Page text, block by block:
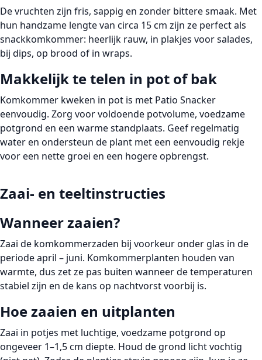
De vruchten zijn fris, sappig en zonder bittere smaak. Met
hun handzame lengte van circa 15 cm zijn ze perfect als
snackkomkommer: heerlijk rauw, in plakjes voor salades,
bij dips, op brood of in wraps.
Makkelijk te telen in pot of bak
Komkommer kweken in pot is met Patio Snacker
eenvoudig. Zorg voor voldoende potvolume, voedzame
potgrond en een warme standplaats. Geef regelmatig
water en ondersteun de plant met een eenvoudig rekje
voor een nette groei en een hogere opbrengst.
Zaai- en teeltinstructies
Wanneer zaaien?
Zaai de komkommerzaden bij voorkeuronder glas in de
periodeapril – juni. Komkommerplanten houden van
warmte, dus zet ze pas buiten wanneer de temperaturen
stabiel zijn en de kans op nachtvorst voorbij is.
Hoe zaaien en uitplanten
Zaai in potjes met luchtige, voedzame potgrond op
ongeveer 1–1,5 cm diepte. Houd de grond licht vochtig